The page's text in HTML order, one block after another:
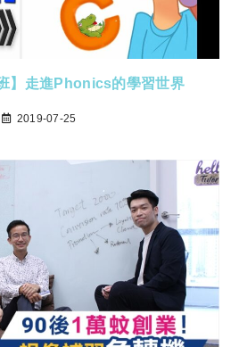
】走進Phonics的學習世界
2019-07-25